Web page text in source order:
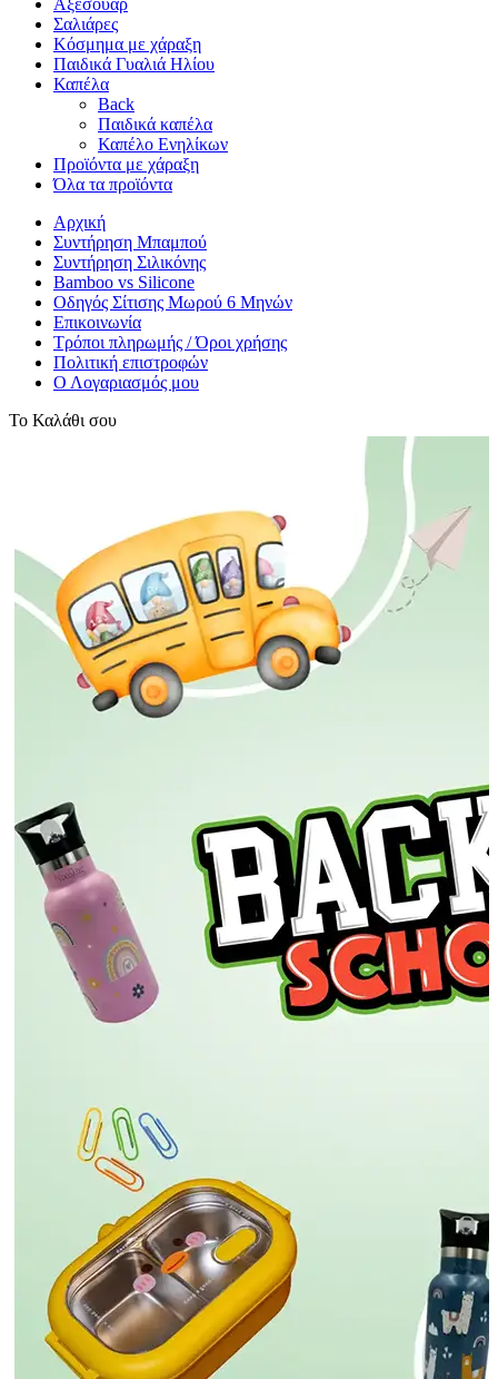
Σαλιάρες
Κόσμημα με χάραξη
Παιδικά Γυαλιά Ηλίου
Καπέλα
Back
Παιδικά καπέλα
Καπέλο Ενηλίκων
Προϊόντα με χάραξη
Όλα τα προϊόντα
Αρχική
Συντήρηση Μπαμπού
Συντήρηση Σιλικόνης
Bamboo vs Silicone
Οδηγός Σίτισης Μωρού 6 Μηνών
Επικοινωνία
Τρόποι πληρωμής / Όροι χρήσης
Πολιτική επιστροφών
Ο Λογαριασμός μου
Το Καλάθι σου